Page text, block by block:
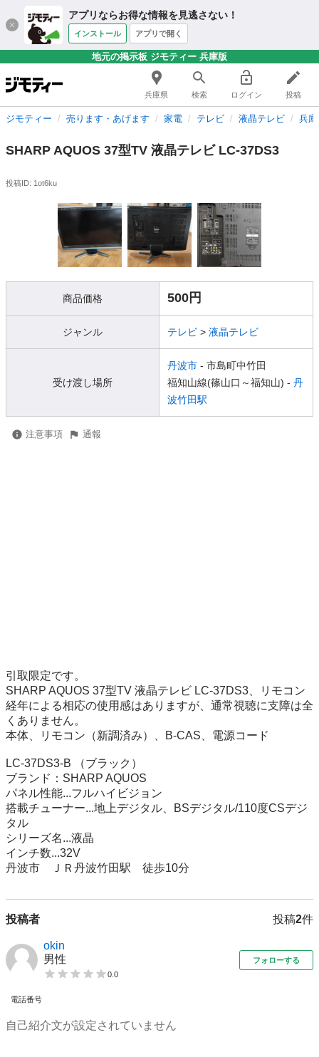
アプリならお得な情報を見逃さない！
インストール アプリで開く
地元の掲示板 ジモティー 兵庫版
兵庫県 検索 ログイン 投稿
ジモティー 売ります・あげます 家電 テレビ 液晶テレビ 兵
SHARP AQUOS 37型TV 液晶テレビ LC-37DS3
投稿ID: 1ot6ku
商品価格 500円
ジャンル テレビ > 液晶テレビ
受け渡し場所
丹波市 - 市島町中竹田
福知山線(篠山口～福知山) - 丹
波竹田駅
注意事項 通報
引取限定です。
SHARP AQUOS 37型TV 液晶テレビ LC-37DS3、リモコン
経年による相応の使用感はありますが、通常視聴に支障は全
くありません。
本体、リモコン（新調済み）、B-CAS、電源コード
LC-37DS3-B （ブラック）
ブランド：SHARP AQUOS
パネル性能...フルハイビジョン
搭載チューナー...地上デジタル、BSデジタル/110度CSデジ
タル
シリーズ名...液晶
インチ数...32V
丹波市　ＪＲ丹波竹田駅　徒歩10分
投稿者 投稿2件
okin
男性
0.0
フォローする
電話番号
自己紹介文が設定されていません